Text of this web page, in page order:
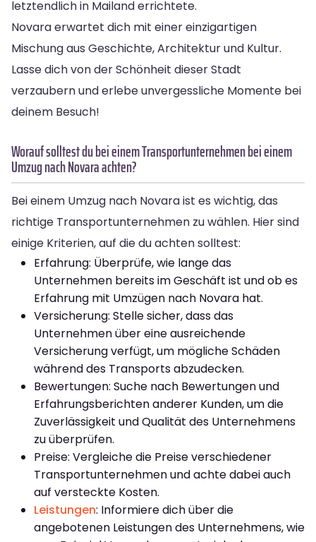
letztendlich in Mailand errichtete.
Novara erwartet dich mit einer einzigartigen
Mischung aus Geschichte, Architektur und Kultur.
Lasse dich von der Schönheit dieser Stadt
verzaubern und erlebe unvergessliche Momente bei
deinem Besuch!
Worauf solltest du bei einem Transportunternehmen bei einem
Umzug nach Novara achten?
Bei einem Umzug nach Novara ist es wichtig, das
richtige Transportunternehmen zu wählen. Hier sind
einige Kriterien, auf die du achten solltest:
Erfahrung: Überprüfe, wie lange das
Unternehmen bereits im Geschäft ist und ob es
Erfahrung mit Umzügen nach Novara hat.
Versicherung: Stelle sicher, dass das
Unternehmen über eine ausreichende
Versicherung verfügt, um mögliche Schäden
während des Transports abzudecken.
Bewertungen: Suche nach Bewertungen und
Erfahrungsberichten anderer Kunden, um die
Zuverlässigkeit und Qualität des Unternehmens
zu überprüfen.
Preise: Vergleiche die Preise verschiedener
Transportunternehmen und achte dabei auch
auf versteckte Kosten.
Leistungen: Informiere dich über die
angebotenen Leistungen des Unternehmens, wie